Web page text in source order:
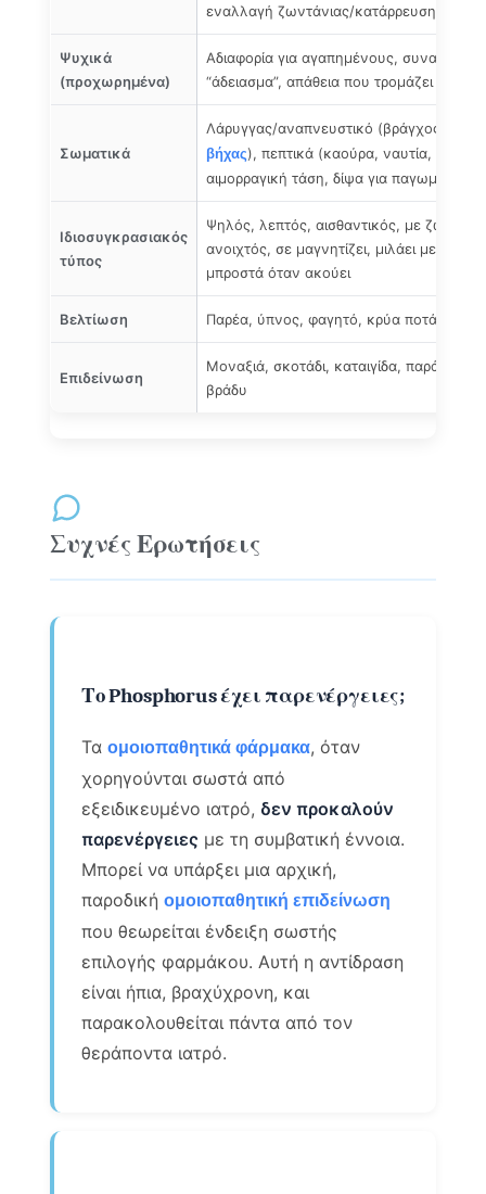
εναλλαγή ζωντάνιας/κατάρρευσης
Ψυχικά
(προχωρημένα)
Αδιαφορία για αγαπημένους,
“άδειασμα”, απάθεια που τρομάζει τον
Σωματικά
Λάρυγγας/αναπνευστικό (βράγχος,
βήχας), πεπτικά (καούρα, ναυτία,
αιμορραγική τάση, δίψα για παγωμένα
Ιδιοσυγκρασιακός
τύπος
Ψηλός, λεπτός, αισθαντικός, με ζωηρά
ανοιχτός, σε μαγνητίζει, μιλάει με τα
μπροστά όταν ακούει
Βελτίωση Παρέα, ύπνος, φαγητό, κρύα ποτά,
Επιδείνωση
Μοναξιά, σκοτάδι, καταιγίδα, παράλειψη
βράδυ
Συχνές Ερωτήσεις
Το Phosphorus έχει παρενέργειες;
Ταομοιοπαθητικά φάρμακα, όταν
χορηγούνται σωστά από
εξειδικευμένο ιατρό, δεν προκαλούν
παρενέργειες με τη συμβατική έννοια.
Μπορεί να υπάρξει μια αρχική,
παροδικήομοιοπαθητική επιδείνωση
που θεωρείται ένδειξη σωστής
επιλογής φαρμάκου. Αυτή η αντίδραση
είναι ήπια, βραχύχρονη, και
παρακολουθείται πάντα από τον
θεράποντα ιατρό.